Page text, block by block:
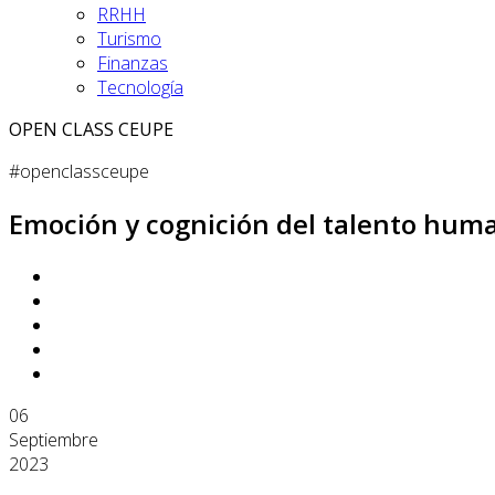
RRHH
Turismo
Finanzas
Tecnología
OPEN CLASS CEUPE
#openclassceupe
Emoción y cognición del talento
06
Septiembre
2023